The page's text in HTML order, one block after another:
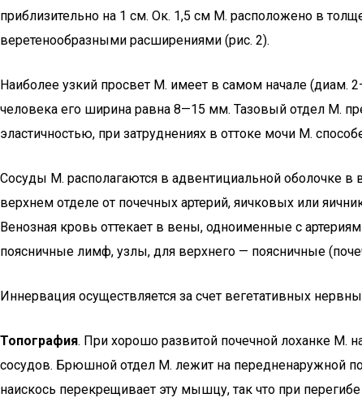
приблизительно на 1 см. Ок. 1,5 см М. расположено в
веретенообразными расширениями (рис. 2).
Наиболее узкий просвет М. имеет в самом начале
человека его ширина равна 8—15 мм. Тазовый отдел М.
эластичностью, при затруднениях в оттоке мочи М.
Сосуды М. располагаются в адвентициальной оболочке в
верхнем отделе от почечных артерий, яичковых или
Венозная кровь оттекает в вены, одноименные с
поясничные лимф, узлы, для верхнего — поясничные
Иннервация осуществляется за счет вегетативных
Топография. При хорошо развитой почечной лоханке М.
сосудов. Брюшной отдел М. лежит на передненаружной
наискось перекрещивает эту мышцу, так что при